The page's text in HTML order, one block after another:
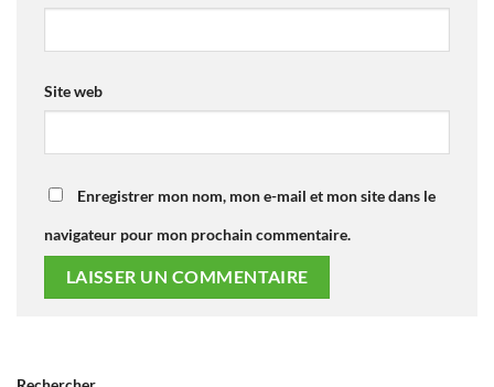
Site web
Enregistrer mon nom, mon e-mail et mon site dans le
navigateur pour mon prochain commentaire.